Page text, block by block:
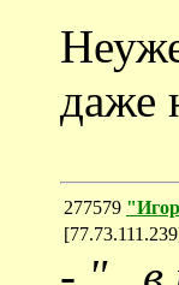
даже
277579